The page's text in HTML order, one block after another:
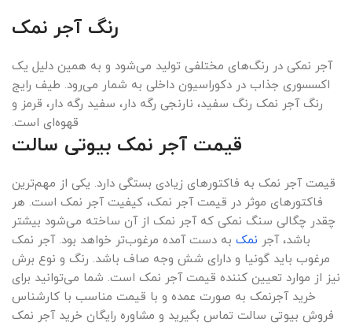
رنگ آجر نمک
آجر نمکی در رنگ‌های مختلفی تولید می‌شود و به همین دلیل یک
اکسسوری جذاب در دکوراسیون داخلی به شمار می‌رود. طیف رایج
رنگ آجر نمک رنگ سفید، نارنجی رگه دار، سفید رگه دار، قرمز و
قهوه‌ای است.
قیمت آجر نمک بیوتی سالت
قیمت آجر نمک به فاکتورهای زیادی بستگی دارد. یکی از مهم‌ترین
فاکتورهای موثر در قیمت آجر نمک، کیفیت آجر نمک است. هر
چقدر چگالی سنگ نمکی که آجر نمک از آن ساخته می‌شود بیشتر
باشد، آجر نمک به دست آمده مرغوب‌تر خواهد بود. آجر نمک
مرغوب باید گونیا و دارای شش وجه صاف باشد. رنگ و نوع برش
نیز از موارد تعیین کننده قیمت آجر نمک است. شما می‌توانید برای
خرید آجرنمک به صورت عمده و با قیمت مناسب با کارشناس
فروش بیوتی سالت تماس بگیرید و مشاوره رایگان خرید آجر نمک